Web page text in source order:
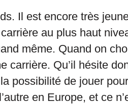
Il est encore très
au plus haut
même. Quand on
carrière. Qu’il hésite
possibilité de jouer
en Europe, et ce